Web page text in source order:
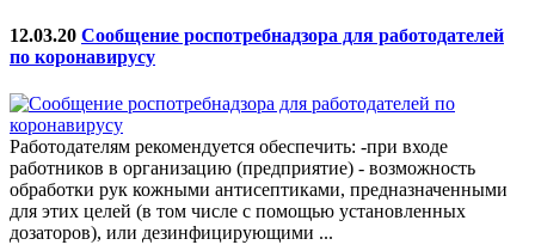
12.03.20 Сообщение роспотребнадзора для работодателей
по коронавирусу
Работодателям рекомендуется обеспечить: -при входе
работников в организацию (предприятие) - возможность
обработки рук кожными антисептиками, предназначенными
для этих целей (в том числе с помощью установленных
дозаторов), или дезинфицирующими ...